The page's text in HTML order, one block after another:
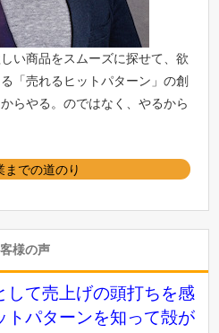
い商品をスムーズに探せて、欲
「売れるヒットパターン 」の創
らやる。のではなく、やるから
までの道のり
様の声
して売上げの頭打ちを感
トパターンを知って殻が